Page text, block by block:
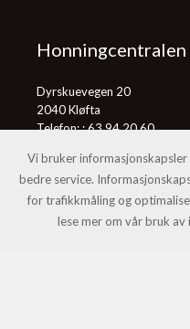
Honningcentralen
Dyrskuevegen 20
2040 Kløfta
Telefon: :63 94 20 60
© Honningcentralen
Vi bruker
bedre service.
for trafikkmåling og
lese mer om vår bruk